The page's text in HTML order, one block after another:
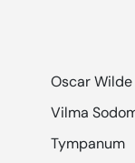
Oscar Wilde
Vilma
Tympanum